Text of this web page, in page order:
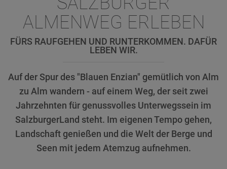
ALMENWEG ERLEBEN
FÜRS RAUFGEHEN UND RUNTERKOMMEN. DAFÜR
LEBEN WIR.
Auf der Spur des "Blauen Enzian" gemütlich von Alm
zu Alm wandern - auf einem Weg, der seit zwei
Jahrzehnten für genussvolles Unterwegssein im
SalzburgerLand steht. Im eigenen Tempo gehen,
Landschaft genießen und die Welt der Berge und
Seen mit jedem Atemzug aufnehmen.